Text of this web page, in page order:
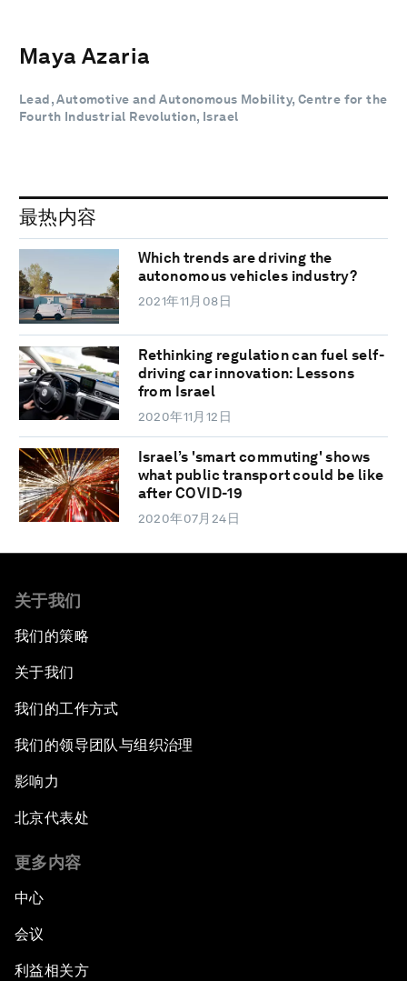
Maya Azaria
Lead, Automotive and Autonomous Mobility, Centre for the
Fourth Industrial Revolution, Israel
最热内容
Which trends are driving the
autonomous vehicles industry?
2021年11月08日
Rethinking regulation can fuel self-
driving car innovation: Lessons
from Israel
2020年11月12日
Israel’s 'smart commuting' shows
what public transport could be like
after COVID-19
2020年07月24日
关于我们
我们的策略
关于我们
我们的工作方式
我们的领导团队与组织治理
影响力
北京代表处
更多内容
中心
会议
利益相关方